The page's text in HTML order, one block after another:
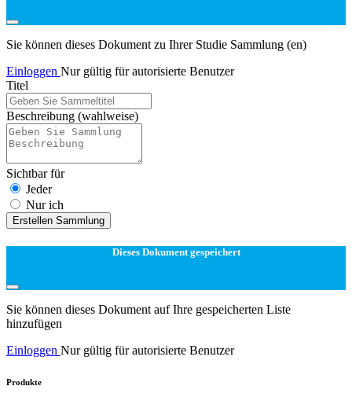
Sie können dieses Dokument zu Ihrer Studie Sammlung (en)
Einloggen Nur gültig für autorisierte Benutzer
Titel
Beschreibung (wahlweise)
Sichtbar für
Jeder
Nur ich
Erstellen Sammlung
Dieses Dokument gespeichert
Sie können dieses Dokument auf Ihre gespeicherten Liste
hinzufügen
Einloggen Nur gültig für autorisierte Benutzer
Produkte